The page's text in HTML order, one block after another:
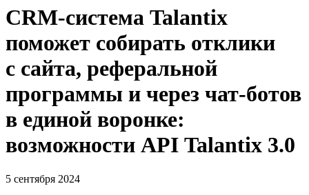
CRM-система Talantix
поможет собирать отклики
с сайта, реферальной
программы и через чат-ботов
в единой воронке:
возможности API Talantix 3.0
5 сентября 2024